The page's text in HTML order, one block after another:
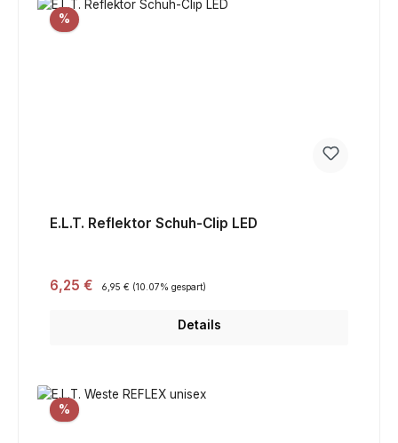
%Rabatt
E.L.T. Reflektor Schuh-Clip LED
Verkaufspreis:
6,25 € Regulärer Preis:
6,95 € (10.07% gespart)
Details
%Rabatt